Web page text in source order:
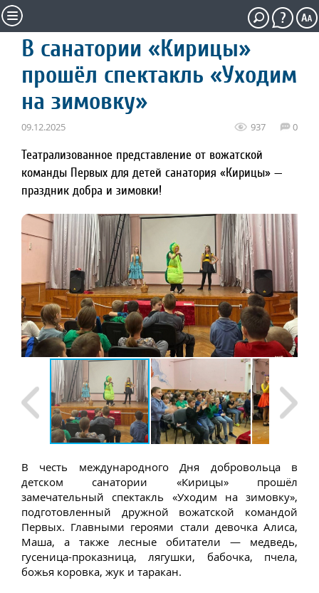
В санатории «Кирицы»
прошёл спектакль «Уходим
на зимовку»
09.12.2025 937 0
Театрализованное представление от вожатской
команды Первых для детей санатория «Кирицы» —
праздник добра и зимовки!
В честь международного Дня добровольца в
детском санатории «Кирицы» прошёл
замечательный спектакль «Уходим на зимовку»,
подготовленный дружной вожатской командой
Первых. Главными героями стали девочка Алиса,
Маша, а также лесные обитатели — медведь,
гусеница-проказница, лягушки, бабочка, пчела,
божья коровка, жук и таракан.